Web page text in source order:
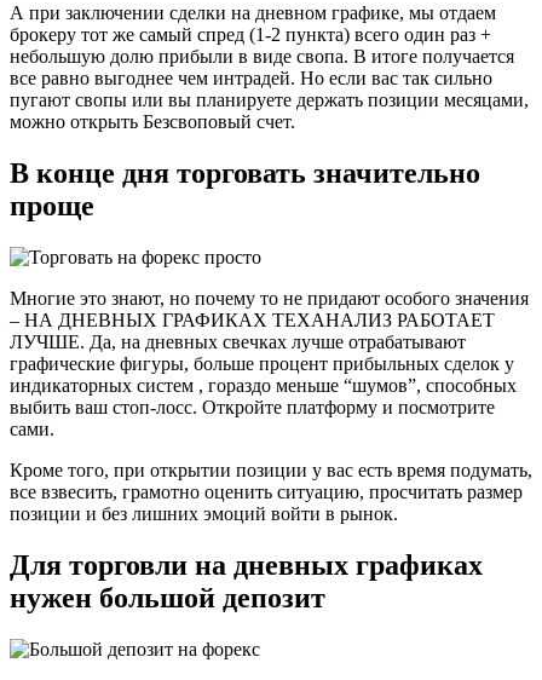
А при заключении сделки на дневном графике, мы отдаем
брокеру тот же самый спред (1-2 пункта) всего один раз +
небольшую долю прибыли в виде свопа. В итоге получается
все равно выгоднее чем интрадей. Но если вас так сильно
пугают свопы или вы планируете держать позиции месяцами,
можно открыть Безсвоповый счет.
В конце дня торговать значительно
проще
Многие это знают, но почему то не придают особого значения
– НА ДНЕВНЫХ ГРАФИКАХ ТЕХАНАЛИЗ РАБОТАЕТ
ЛУЧШЕ. Да, на дневных свечках лучше отрабатывают
графические фигуры, больше процент прибыльных сделок у
индикаторных систем , гораздо меньше “шумов”, способных
выбить ваш стоп-лосс. Откройте платформу и посмотрите
сами.
Кроме того, при открытии позиции у вас есть время подумать,
все взвесить, грамотно оценить ситуацию, просчитать размер
позиции и без лишних эмоций войти в рынок.
Для торговли на дневных графиках
нужен большой депозит